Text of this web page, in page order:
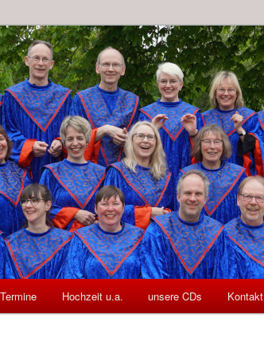
Stormarn Singers
Hochzeit u.a. unsere CDs Kontakt